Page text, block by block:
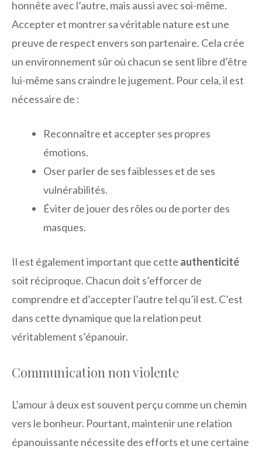
honnête avec l’autre, mais aussi avec soi-même.
Accepter et montrer sa véritable nature est une
preuve de respect envers son partenaire. Cela crée
un environnement sûr où chacun se sent libre d’être
lui-même sans craindre le jugement. Pour cela, il est
nécessaire de :
Reconnaître et accepter ses propres
émotions.
Oser parler de ses faiblesses et de ses
vulnérabilités.
Éviter de jouer des rôles ou de porter des
masques.
Il est également important que cette authenticité
soit réciproque. Chacun doit s’efforcer de
comprendre et d’accepter l’autre tel qu’il est. C’est
dans cette dynamique que la relation peut
véritablement s’épanouir.
Communication non violente
L’amour à deux est souvent perçu comme un chemin
vers le bonheur. Pourtant, maintenir une relation
épanouissante nécessite des efforts et une certaine